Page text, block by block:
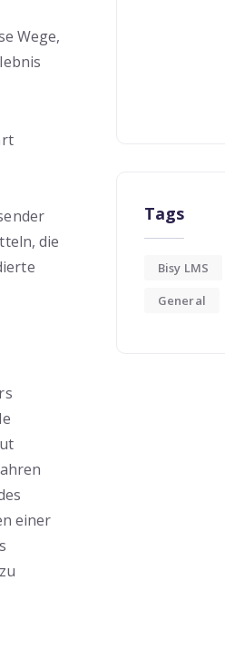
Wege,
die
einer
Tags
Bisy LMS
General